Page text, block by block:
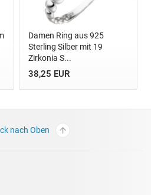
Damen Ring aus 925
Sterling Silber mit 19
Zirkonia S...
38,25 EUR
nach Oben